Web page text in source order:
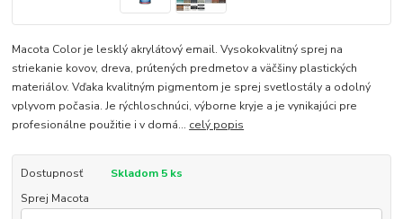
Macota Color je lesklý akrylátový email. Vysokokvalitný sprej na
striekanie kovov, dreva, prútených predmetov a väčšiny plastických
materiálov. Vďaka kvalitným pigmentom je sprej svetlostály a odolný
vplyvom počasia. Je rýchloschnúci, výborne kryje a je vynikajúci pre
profesionálne použitie i v domá... celý popis
Dostupnosť
Skladom 5 ks
Sprej Macota